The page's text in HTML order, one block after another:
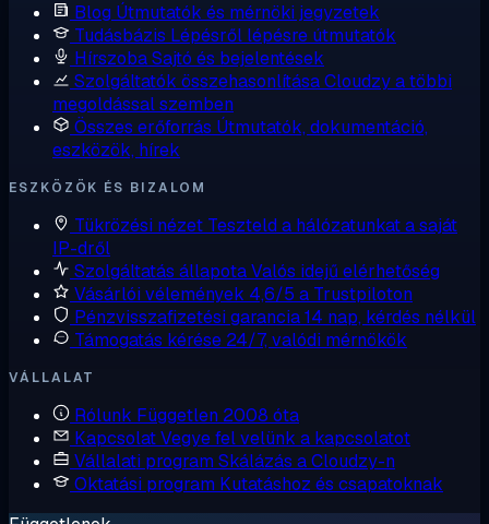
Blog Útmutatók és mérnöki jegyzetek
Tudásbázis Lépésről lépésre útmutatók
HírszobaSajtó és bejelentések
Szolgáltatók összehasonlításaCloudzy a többi
megoldással szemben
Összes erőforrás Útmutatók, dokumentáció,
eszközök, hírek
ESZKÖZÖK ÉS BIZALOM
Tükrözési nézet Teszteld a hálózatunkat a saját
IP-dről
Szolgáltatás állapotaValós idejű elérhetőség
Vásárlói vélemények 4,6/5 a Trustpiloton
Pénzvisszafizetési garancia14 nap, kérdés nélkül
Támogatás kérése 24/7, valódi mérnökök
VÁLLALAT
Rólunk Független 2008 óta
KapcsolatVegye fel velünk a kapcsolatot
Vállalati program Skálázás a Cloudzy-n
Oktatási program Kutatáshoz és csapatoknak